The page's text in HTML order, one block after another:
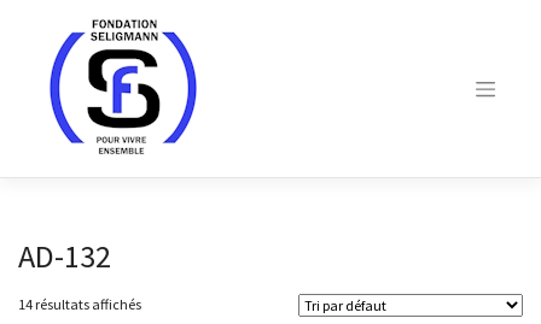
AD-132
14 résultats affichés